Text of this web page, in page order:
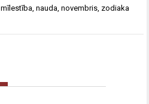
,mīlestība ,nauda ,novembris zodiaka